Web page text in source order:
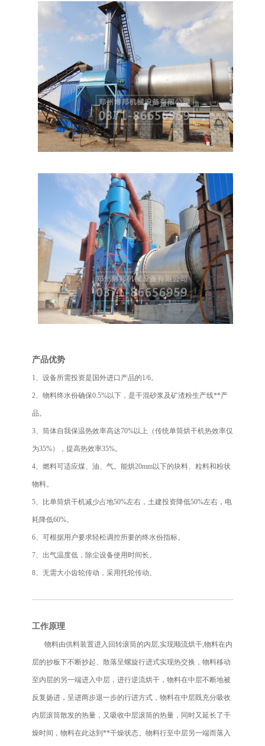
产品优势
1、设备所需投资是国外进口产品的1/6。
2、物料终水份确保0.5%以下，是干混砂浆及矿渣粉生产线**产
品。
3、筒体自我保温热效率高达70%以上（传统单筒烘干机热效率仅
为35%），提高热效率35%。
4、燃料可适应煤、油、气。能烘20mm以下的块料、粒料和粉状
物料。
5、比单筒烘干机减少占地50%左右，土建投资降低50%左右，电
耗降低60%。
6、可根据用户要求轻松调控所要的终水份指标。
7、出气温度低，除尘设备使用时间长。
8、无需大小齿轮传动，采用托轮传动。
工作原理
物料由供料装置进入回转滚筒的内层,实现顺流烘干,物料在内
层的抄板下不断抄起、散落呈螺旋行进式实现热交换，物料移动
至内层的另一端进入中层，进行逆流烘干，物料在中层不断地被
反复扬进，呈进两步退一步的行进方式，物料在中层既充分吸收
内层滚筒散发的热量，又吸收中层滚筒的热量，同时又延长了干
燥时间，物料在此达到**干燥状态。物料行至中层另一端而落入